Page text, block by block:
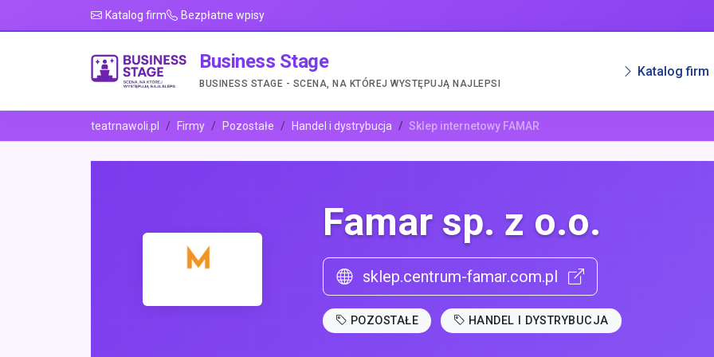
Katalog firm Bezpłatne wpisy
Business Stage
BUSINESS STAGE - SCENA, NA KTÓREJ WYSTĘPUJĄ NAJLEPSI
Katalog firm
teatrnawoli.pl Firmy Pozostałe Handel i dystrybucja Sklep internetowy FAMAR
Famar sp. z o.o.
sklep.centrum-famar.com.pl
POZOSTAŁE HANDEL I DYSTRYBUCJA